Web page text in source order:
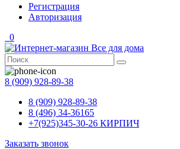
Регистрация
Авторизация
0
8 (909) 928-89-38
8 (909) 928-89-38
8 (496) 34-36165
+7(925)345-30-26 КИРПИЧ
Заказать звонок